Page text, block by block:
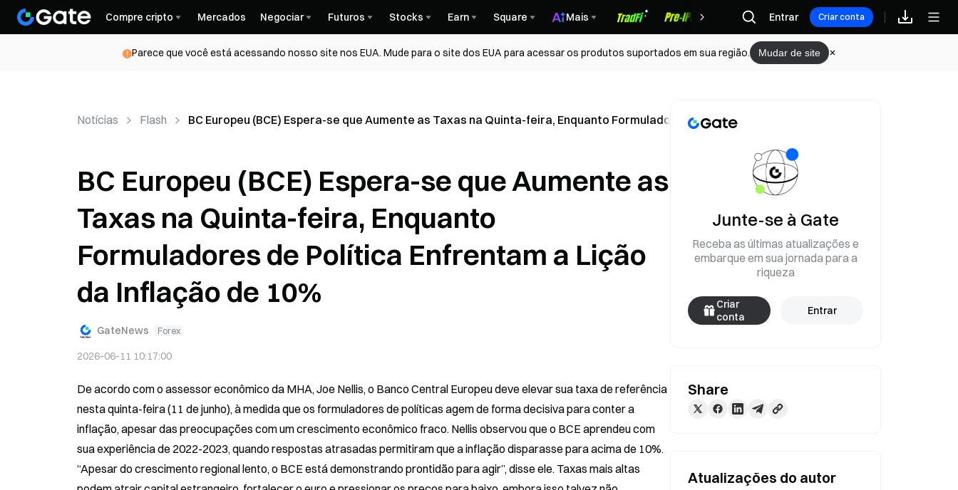
Compre cripto Mercados Negociar Futuros Stocks Earn Square Mais Recompensas
Entrar Criar conta
Parece que você está acessando nosso site nos EUA. Mude para o site dos EUA para acessar os produtos suportados em sua região. Mudar de site
Notícias Flash BC Europeu (BCE) Espera-se que Aumente as Taxas na Quinta-feira, Enquanto Formuladores de Política Enfrentam a Lição da Inflação de 10%
BC Europeu (BCE) Espera-se que Aumente as
Taxas na Quinta-feira, Enquanto
Formuladores de Política Enfrentam a Lição
da Inflação de 10%
GateNews Forex
2026-06-11 10:17:00
De acordo com o assessor econômico da MHA, Joe Nellis, o Banco Central Europeu deve elevar sua taxa de referência
nesta quinta-feira (11 de junho), à medida que os formuladores de políticas agem de forma decisiva para conter a
inflação, apesar das preocupações com um crescimento econômico fraco. Nellis observou que o BCE aprendeu com
sua experiência de 2022-2023, quando respostas atrasadas permitiram que a inflação disparasse para acima de 10%.
“Apesar do crescimento regional lento, o BCE está demonstrando prontidão para agir”, disse ele. Taxas mais altas
Junte-se à Gate
Receba as últimas atualizações e
embarque em sua jornada para a
riqueza
Criar
conta
Entrar
Share
Atualizações do autor